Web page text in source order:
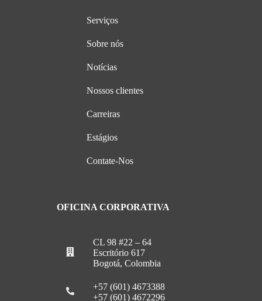
Serviços
Sobre nós
Notícias
Nossos clientes
Carreiras
Estágios
Contate-Nos
OFICINA CORPORATIVA
CL 98 #22 – 64
Escritório 617
Bogotá, Colombia
+57 (601) 4673388
+57 (601) 4672296